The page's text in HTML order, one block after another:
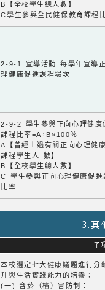
B【全校學生總人數】
C學生參與全民健保教育課程
2-9-1 宣導活動 每學年宣導
理健康促進課程場次
2-9-2 學生參與正向心理健康
課程比率=A÷B×100％
A【曾經上過有關正向心理健
課程學生人 數】
B【全校學生總人數】
C 學生參與正向心理健康促進
比率
3.其
子
本校選定七大健康議題進行分
升與生活實踐能力的培養：
(一) 含菸（檳）害防制：